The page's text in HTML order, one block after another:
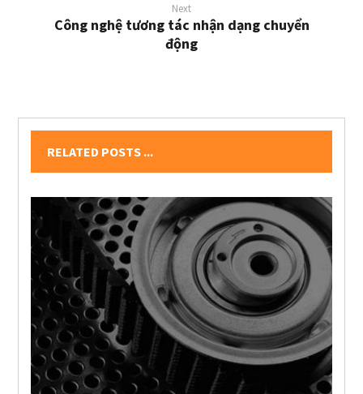
Next
Công nghệ tương tác nhận dạng chuyển
động
RELATED POSTS ...